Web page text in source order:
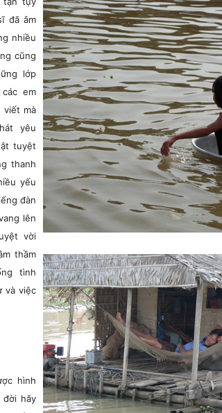
đã âm
nhiều
cũng
lớp
em
viết mà
yêu
tuyệt
thanh
yếu
đàn
lên
vời
thầm
tình
và việc
hình
hãy